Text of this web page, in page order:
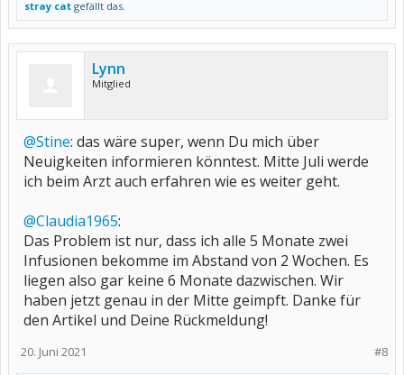
stray cat gefällt das.
Lynn
Mitglied
@Stine: das wäre super, wenn Du mich über
Neuigkeiten informieren könntest. Mitte Juli werde
ich beim Arzt auch erfahren wie es weiter geht.
@Claudia1965:
Das Problem ist nur, dass ich alle 5 Monate zwei
Infusionen bekomme im Abstand von 2 Wochen. Es
liegen also gar keine 6 Monate dazwischen. Wir
haben jetzt genau in der Mitte geimpft. Danke für
den Artikel und Deine Rückmeldung!
#8
20. Juni 2021